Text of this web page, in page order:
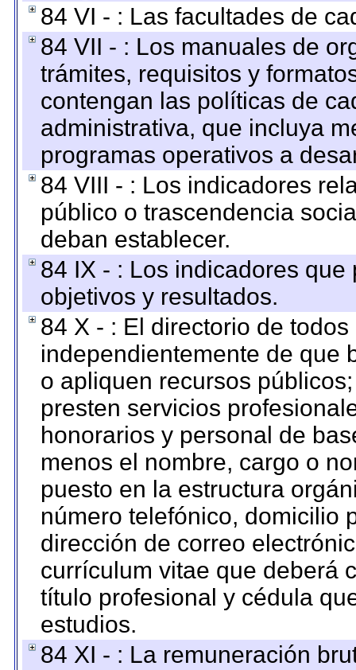
84 VI - : Las facultades de
84 VII - : Los manuales de
trámites, requisitos y
contengan las políticas de
administrativa, que incluya
programas operativos a
84 VIII - : Los indicadores
público o trascendencia
deban establecer.
84 IX - : Los indicadores
objetivos y resultados.
84 X - : El directorio de
independientemente de que
o apliquen recursos
presten servicios
honorarios y personal de
menos el nombre, cargo o
puesto en la estructura
número telefónico, domicilio
dirección de correo
currículum vitae que deberá
título profesional y cédula
estudios.
84 XI - : La remuneración